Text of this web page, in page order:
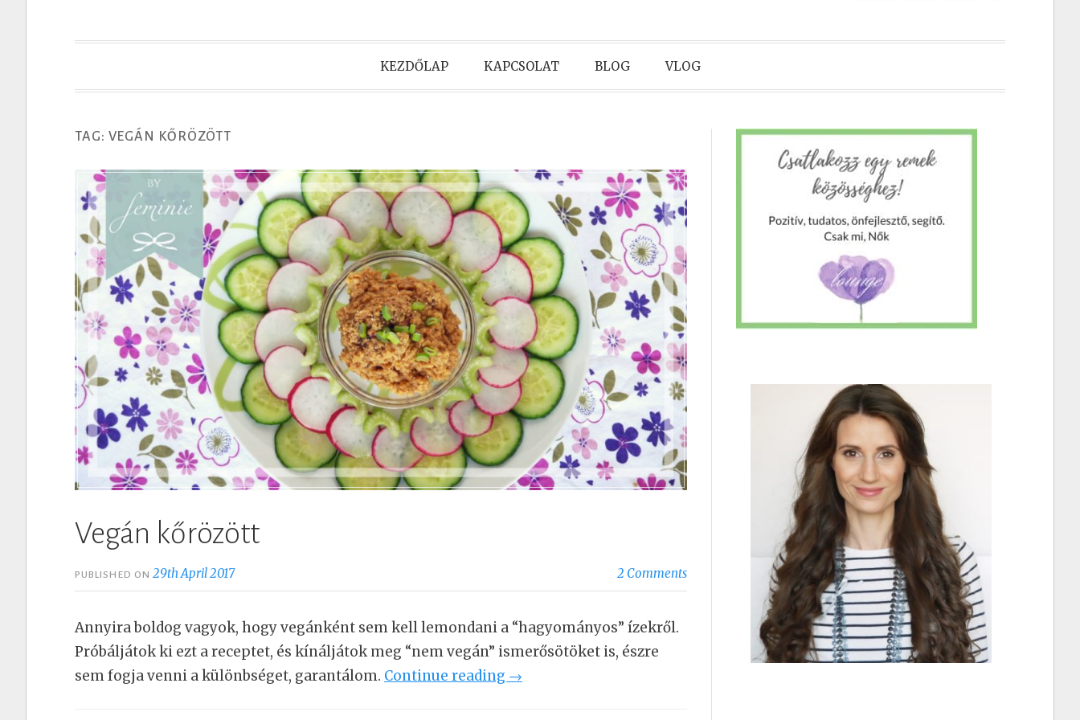
KEZDŐLAP KAPCSOLAT BLOG VLOG
TAG: VEGÁN KŐRÖZÖTT
Vegán kőrözött
PUBLISHED ON29th April 2017 2 Comments
Annyira boldog vagyok, hogy vegánként sem kell lemondani a “hagyományos” ízekről.
Próbáljátok ki ezt a receptet, és kínáljátok meg “nem vegán” ismerősötöket is, észre
sem fogja venni a különbséget, garantálom. Continue reading “
→